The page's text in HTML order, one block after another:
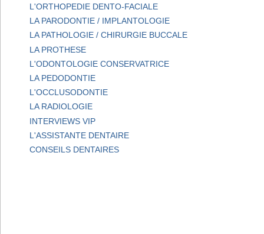
L'ORTHOPEDIE DENTO-FACIALE
LA PARODONTIE / IMPLANTOLOGIE
LA PATHOLOGIE / CHIRURGIE BUCCALE
LA PROTHESE
L'ODONTOLOGIE CONSERVATRICE
LA PEDODONTIE
L'OCCLUSODONTIE
LA RADIOLOGIE
INTERVIEWS VIP
L'ASSISTANTE DENTAIRE
CONSEILS DENTAIRES